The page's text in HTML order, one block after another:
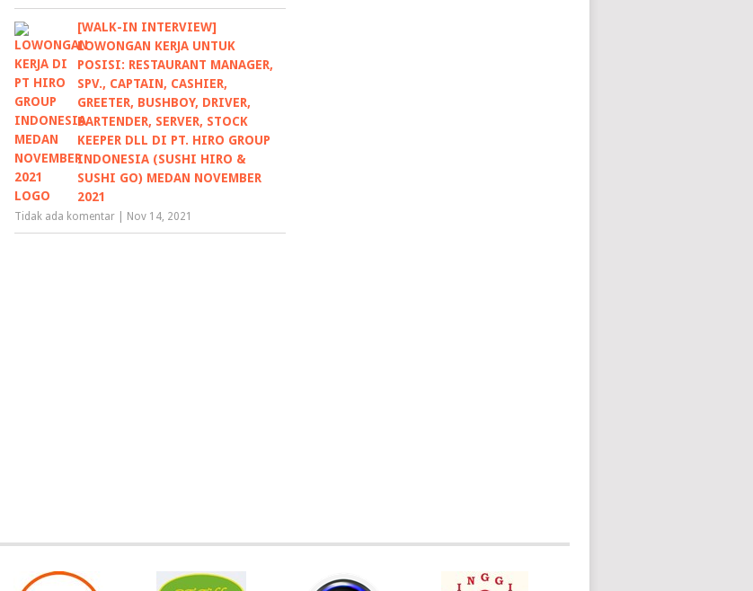
[WALK-IN INTERVIEW]
LOWONGAN KERJA UNTUK
POSISI: RESTAURANT MANAGER,
SPV., CAPTAIN, CASHIER,
GREETER, BUSHBOY, DRIVER,
BARTENDER, SERVER, STOCK
KEEPER DLL DI PT. HIRO GROUP
INDONESIA (SUSHI HIRO &
SUSHI GO) MEDAN NOVEMBER
2021
Tidak ada komentar Nov 14, 2021